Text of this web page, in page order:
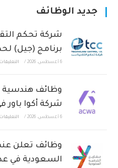
جديد الوظائف
شركة تحكم
برنامج (جيل)
6 أغسطس، 2026 /
وظائف هندسية
شركة أكوا باور
6 أغسطس، 2026 /
وظائف تعلن
السعودية في